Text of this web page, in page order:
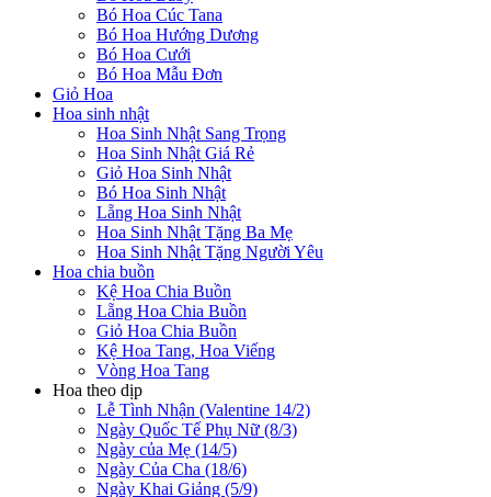
Bó Hoa Cúc Tana
Bó Hoa Hướng Dương
Bó Hoa Cưới
Bó Hoa Mẫu Đơn
Giỏ Hoa
Hoa sinh nhật
Hoa Sinh Nhật Sang Trọng
Hoa Sinh Nhật Giá Rẻ
Giỏ Hoa Sinh Nhật
Bó Hoa Sinh Nhật
Lẵng Hoa Sinh Nhật
Hoa Sinh Nhật Tặng Ba Mẹ
Hoa Sinh Nhật Tặng Người Yêu
Hoa chia buồn
Kệ Hoa Chia Buồn
Lẵng Hoa Chia Buồn
Giỏ Hoa Chia Buồn
Kệ Hoa Tang, Hoa Viếng
Vòng Hoa Tang
Hoa theo dịp
Lễ Tình Nhận (Valentine 14/2)
Ngày Quốc Tế Phụ Nữ (8/3)
Ngày của Mẹ (14/5)
Ngày Của Cha (18/6)
Ngày Khai Giảng (5/9)